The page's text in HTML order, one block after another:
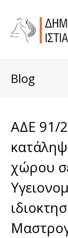
Blog
ΑΔΕ 91/
χώρου